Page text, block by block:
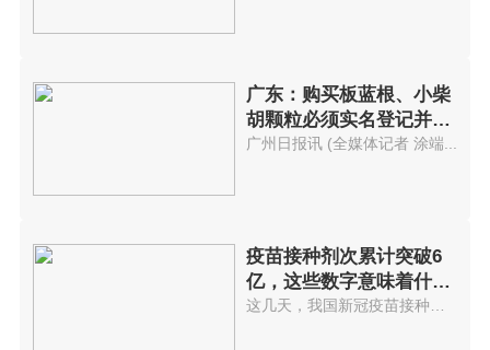
广东：购买板蓝根、小柴
胡颗粒必须实名登记并及
时上报
广州日报讯 (全媒体记者 涂端...
疫苗接种剂次累计突破6
亿，这些数字意味着什
么?